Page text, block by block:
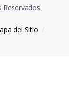
del Sitio /